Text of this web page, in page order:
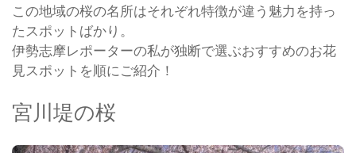
この地域の桜の名所はそれぞれ特徴が違う魅力を持っ
たスポットばかり。
伊勢志摩レポーターの私が独断で選ぶおすすめのお花
見スポットを順にご紹介！
宮川堤の桜